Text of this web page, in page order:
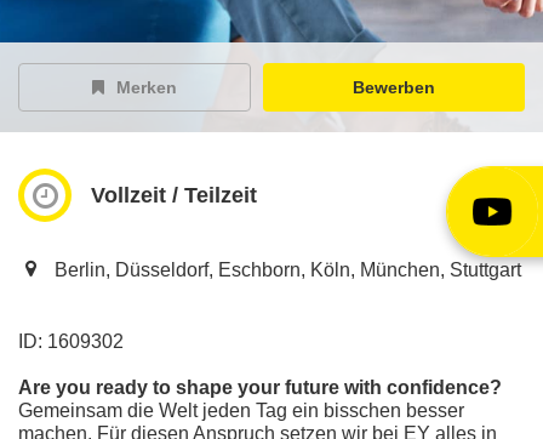
EY Joblight
Merken Bewerben
Vollzeit / Teilzeit
Berlin, Düsseldorf, Eschborn, Köln, München, Stuttgart
ID: 1609302
Are you ready to shape your future with confidence?
Gemeinsam die Welt jeden Tag ein bisschen besser
machen. Für diesen Anspruch setzen wir bei EY alles in